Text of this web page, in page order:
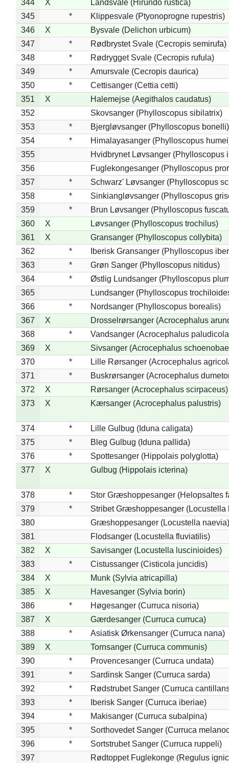
344 X
Landsvale (Hirundo rustica)
345
*
Klippesvale (Ptyonoprogne rupestris)
346
X
Bysvale (Delichon urbicum)
347
*
Rødbrystet Svale (Cecropis semirufa)
348
*
Rødrygget Svale (Cecropis rufula)
349
*
Amursvale (Cecropis daurica)
350
*
Cettisanger (Cettia cetti)
351
X
Halemejse (Aegithalos caudatus)
352
Skovsanger (Phylloscopus sibilatrix)
353
*
Bjergløvsanger (Phylloscopus bonelli)
354
*
Himalayasanger (Phylloscopus
355
Hvidbrynet Løvsanger (Phylloscopus
356
Fuglekongesanger (Phylloscopus
357
*
Schwarz' Løvsanger (Phylloscopus
358
*
Sinkiangløvsanger (Phylloscopus
359
*
Brun Løvsanger (Phylloscopus
360
X
Løvsanger (Phylloscopus trochilus)
361
X
Gransanger (Phylloscopus collybita)
362
*
Iberisk Gransanger (Phylloscopus
363
*
Grøn Sanger (Phylloscopus nitidus)
364
*
Østlig Lundsanger (Phylloscopus
365
Lundsanger (Phylloscopus
366
*
Nordsanger (Phylloscopus borealis)
367
X
Drosselrørsanger (Acrocephalus
368
*
Vandsanger (Acrocephalus
369
X
Sivsanger (Acrocephalus
370
*
Lille Rørsanger (Acrocephalus
371
*
Buskrørsanger (Acrocephalus
372
X
Rørsanger (Acrocephalus scirpaceus)
373
X Kærsanger (Acrocephalus palustris)
374 *
Lille Gulbug (Iduna caligata)
375
*
Bleg Gulbug (Iduna pallida)
376
*
Spottesanger (Hippolais polyglotta)
377
X Gulbug (Hippolais icterina)
378 *
Stor Græshoppesanger (Helopsaltes
379
*
Stribet Græshoppesanger (Locustella
380
Græshoppesanger (Locustella naevia)
381
Flodsanger (Locustella fluviatilis)
382
X
Savisanger (Locustella luscinioides)
383
*
Cistussanger (Cisticola juncidis)
384
X
Munk (Sylvia atricapilla)
385
X
Havesanger (Sylvia borin)
386
*
Høgesanger (Curruca nisoria)
387
X
Gærdesanger (Curruca curruca)
388
*
Asiatisk Ørkensanger (Curruca nana)
389
X
Tornsanger (Curruca communis)
390
*
Provencesanger (Curruca undata)
391
*
Sardinsk Sanger (Curruca sarda)
392
*
Rødstrubet Sanger (Curruca
393
*
Iberisk Sanger (Curruca iberiae)
394
*
Makisanger (Curruca subalpina)
395
*
Sorthovedet Sanger (Curruca
396
*
Sortstrubet Sanger (Curruca ruppeli)
397
Rødtoppet Fuglekonge (Regulus